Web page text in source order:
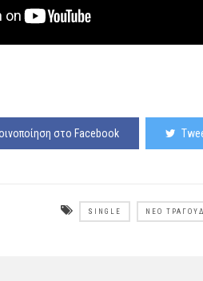
στο Facebook
SINGLE ΝΈΟ